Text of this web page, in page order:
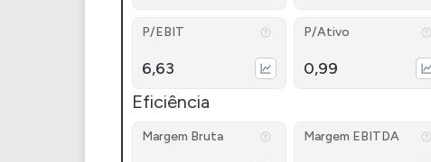
P/EBIT
6,63
P/Ativo
0,99
Eficiência
Margem Bruta Margem EBITDA